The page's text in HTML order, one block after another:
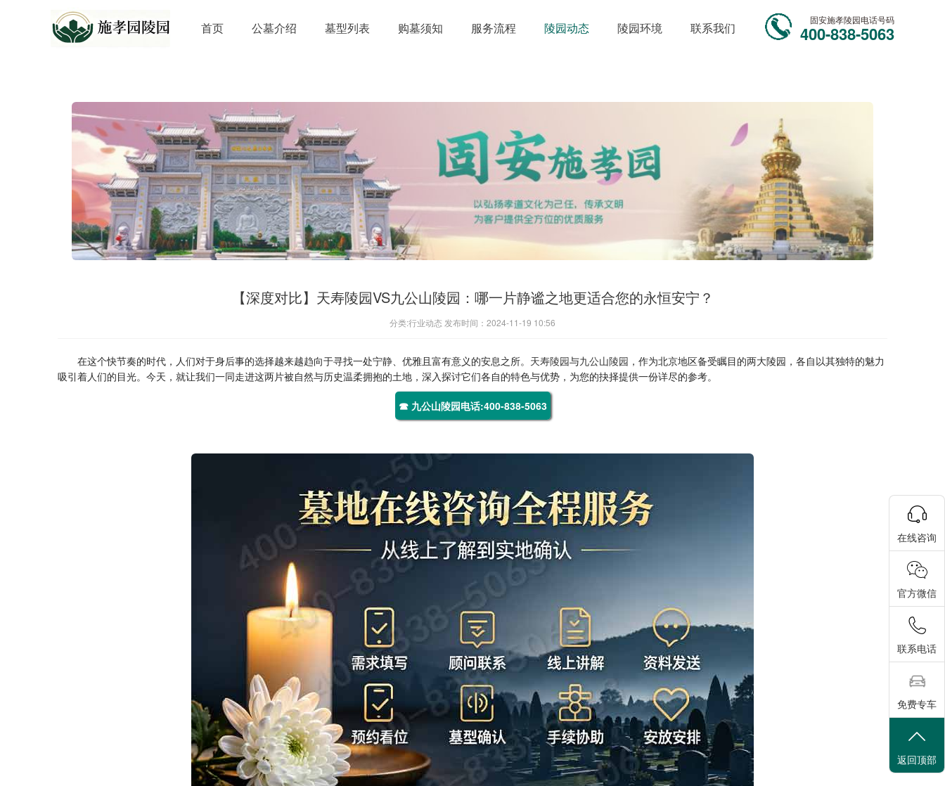
首页 公墓介绍 墓型列表 购墓须知 服务流程 陵园动态 陵园环境 联系我们
固安施孝陵园电话号码
400-838-5063
【深度对比】天寿陵园VS九公山陵园：哪一片静谧之地更适合您的永恒安宁？
分类:行业动态 发布时间：2024-11-19 10:56
在这个快节奏的时代，人们对于身后事的选择越来越趋向于寻找一处宁静、优雅且富有意义的安息之所。 天寿陵园与九公山陵园 ，作为北京地区备受瞩目的两大陵园，各自以其独特的魅力
吸引着人们的目光。今天，就让我们一同走进这两片被自然与历史温柔拥抱的土地，深入探讨它们各自的特色与优势，为您的抉择提供一份详尽的参考。
☎ 九公山陵园电话:400-838-5063
在线咨询
官方微信
联系电话
免费专车
返回顶部